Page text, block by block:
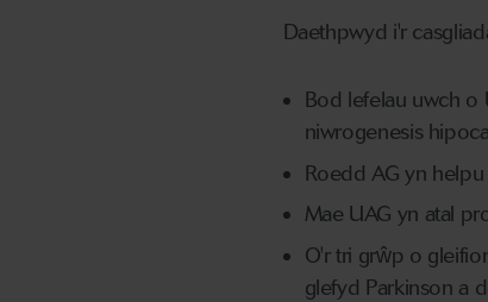
Daethpwyd i'r
Bod lefelau uwch o
niwrogenesis
Roedd AG yn
Mae UAG yn atal
O'r tri grŵp o
glefyd Parkinson a